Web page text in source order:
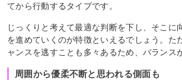
てから行動するタイプです。
じっくりと考えて最適な判断を下し、そこに
を進めていくのが特徴といえるでしょう。た
ャンスを逃すことも多々あるため、バランス
周囲から優柔不断と思われる側面も